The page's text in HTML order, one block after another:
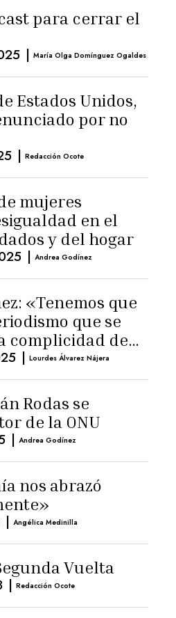
para cerrar el
| María Olga Domínguez Ogaldes
Estados Unidos,
por no
| Redacción Ocote
mujeres
en el
y del hogar
| Andrea Godínez
«Tenemos que
que se
complicidad de
| Lourdes Álvarez Nájera
Rodas se
de la ONU
| Andrea Godínez
nos abrazó
| Angélica Medinilla
Vuelta
| Redacción Ocote